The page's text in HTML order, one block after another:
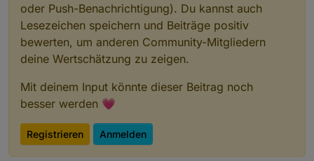
oder Push-Benachrichtigung). Du kannst auch
Lesezeichen speichern und Beiträge positiv
bewerten, um anderen Community-Mitgliedern
deine Wertschätzung zu zeigen.
Mit deinem Input könnte dieser Beitrag noch
besser werden 💗
Registrieren Anmelden